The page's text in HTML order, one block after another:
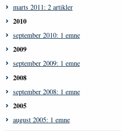
marts 2011: 2 artikler
2010
september 2010: 1 emne
2009
september 2009: 1 emne
2008
september 2008: 1 emne
2005
august 2005: 1 emne